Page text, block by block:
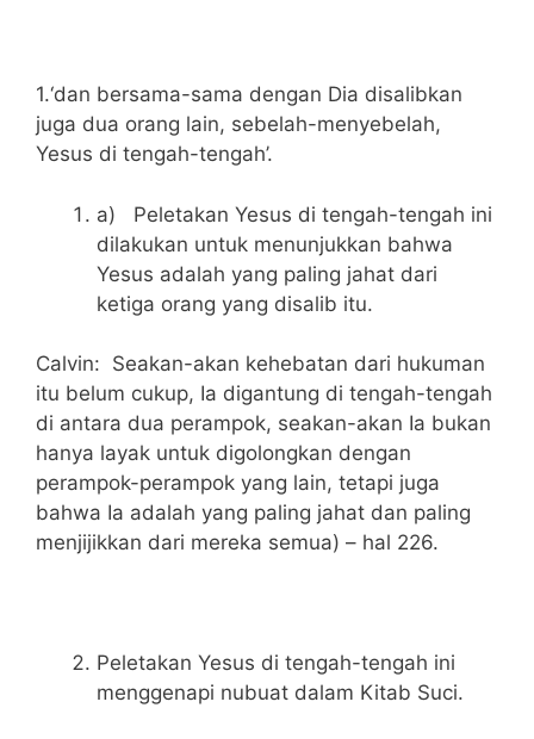
1.‘dan bersama-sama dengan Dia disalibkan
juga dua orang lain, sebelah-menyebelah,
Yesus di tengah-tengah’.
a) Peletakan Yesus di tengah-tengah ini
dilakukan untuk menunjukkan bahwa
Yesus adalah yang paling jahat dari
ketiga orang yang disalib itu.
Calvin: Seakan-akan kehebatan dari hukuman
itu belum cukup, Ia digantung di tengah-tengah
di antara dua perampok, seakan-akan Ia bukan
hanya layak untuk digolongkan dengan
perampok-perampok yang lain, tetapi juga
bahwa Ia adalah yang paling jahat dan paling
menjijikkan dari mereka semua) – hal 226.
Peletakan Yesus di tengah-tengah ini
menggenapi nubuat dalam Kitab Suci.